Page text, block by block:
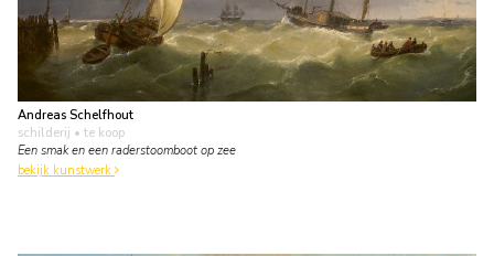
Andreas Schelfhout
schilderij • te koop
Een smak en een raderstoomboot op zee
bekijk kunstwerk